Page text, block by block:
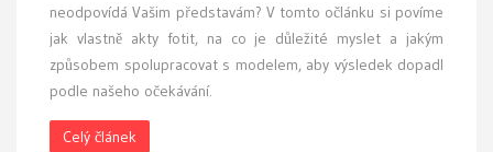
neodpovídá Vašim představám? V tomto očlánku si povíme
jak vlastně akty fotit, na co je důležité myslet a jakým
způsobem spolupracovat s modelem, aby výsledek dopadl
podle našeho očekávání.
Celý článek